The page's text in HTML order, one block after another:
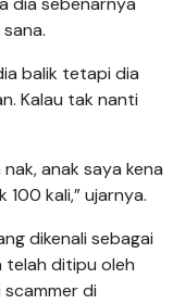
balik tetapi dia
Kalau tak nanti
anak saya kena
kali,” ujarnya.
dikenali sebagai
telah ditipu oleh
scammer di